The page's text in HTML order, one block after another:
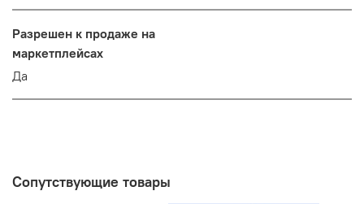
Разрешен к продаже на
маркетплейсах
Да
Сопутствующие товары